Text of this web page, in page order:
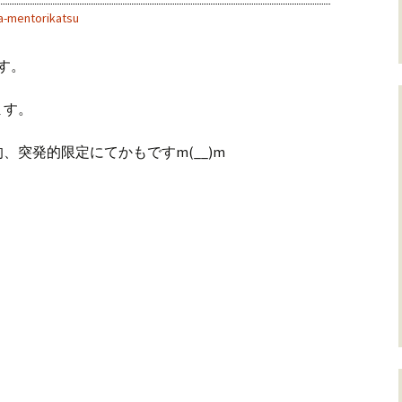
mentorikatsu
。
突発的限定にてかもですm(__)m